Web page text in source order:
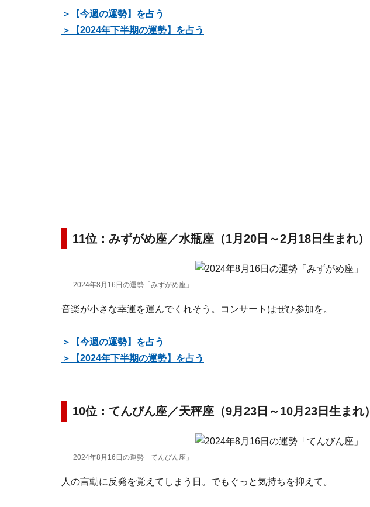
＞【今週の運勢】を占う
＞【2024年下半期の運勢】を占う
11位：みずがめ座／水瓶座（1月20日～2月18日生まれ）
2024年8月16日の運勢「みずがめ座」
音楽が小さな幸運を運んでくれそう。コンサートはぜひ参加を。
＞【今週の運勢】を占う
＞【2024年下半期の運勢】を占う
10位：てんびん座／天秤座（9月23日～10月23日生まれ）
2024年8月16日の運勢「てんびん座」
人の言動に反発を覚えてしまう日。でもぐっと気持ちを抑えて。